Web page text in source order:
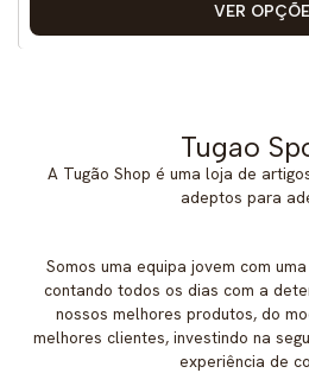
VER
Tugao
A Tugão Shop é uma loja de
adeptos para
Somos uma equipa jovem com
contando todos os dias com a
nossos melhores produtos, do
melhores clientes, investindo na
experiência de